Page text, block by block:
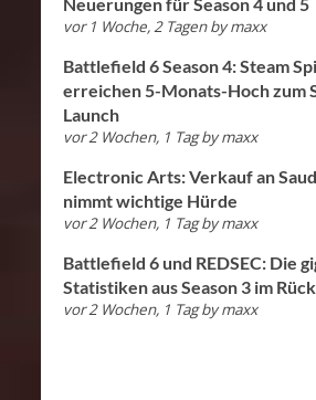
Neuerungen für Season 4 und 5
vor 1 Woche, 2 Tagen bymaxx
Battlefield 6 Season 4: Steam
erreichen 5-Monats-Hoch zum
Launch
vor 2 Wochen, 1 Tag bymaxx
Electronic Arts: Verkauf an
nimmt wichtige Hürde
vor 2 Wochen, 1 Tag bymaxx
Battlefield 6 und REDSEC: Die
Statistiken aus Season 3 im
vor 2 Wochen, 1 Tag bymaxx